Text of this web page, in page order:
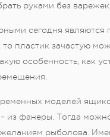
руками без
сегодня являются
пластик зачастую
особенность, как
моделей
из фанеры. Тогда
рыболова.